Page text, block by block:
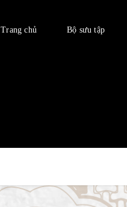
Trang chủ Bộ sưu tập